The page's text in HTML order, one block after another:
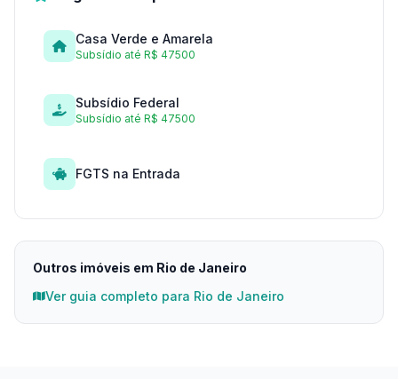
Casa Verde e Amarela
Subsídio até R$ 47500
Subsídio Federal
Subsídio até R$ 47500
FGTS na Entrada
Outros imóveis em Rio de Janeiro
Ver guia completo para Rio de Janeiro